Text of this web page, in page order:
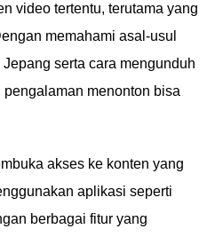
video tertentu, terutama yang
memahami asal-usul
serta cara mengunduh
menonton bisa
akses ke konten yang
aplikasi seperti
berbagai fitur yang